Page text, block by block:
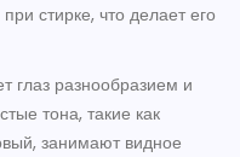
стирке, что делает его
глаз разнообразием и
тона, такие как
занимают видное